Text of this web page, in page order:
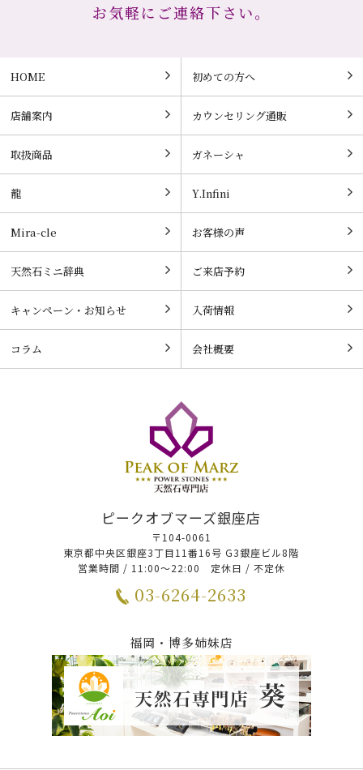
お気軽にご連絡下さい。
HOME 初めての方へ
店舗案内 カウンセリング通販
取扱商品 ガネーシャ
龍 Y.Infini
Mira-cle お客様の声
天然石ミニ辞典 ご来店予約
キャンペーン・お知らせ 入荷情報
コラム 会社概要
ピークオブマーズ銀座店
〒104-0061
東京都中央区銀座3丁目11番16号 G3銀座ビル8階
営業時間 / 11:00～22:00 定休日 / 不定休
03-6264-2633
福岡・博多姉妹店